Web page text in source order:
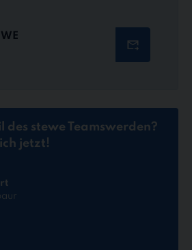
des stewe Teamswerden?
jetzt!